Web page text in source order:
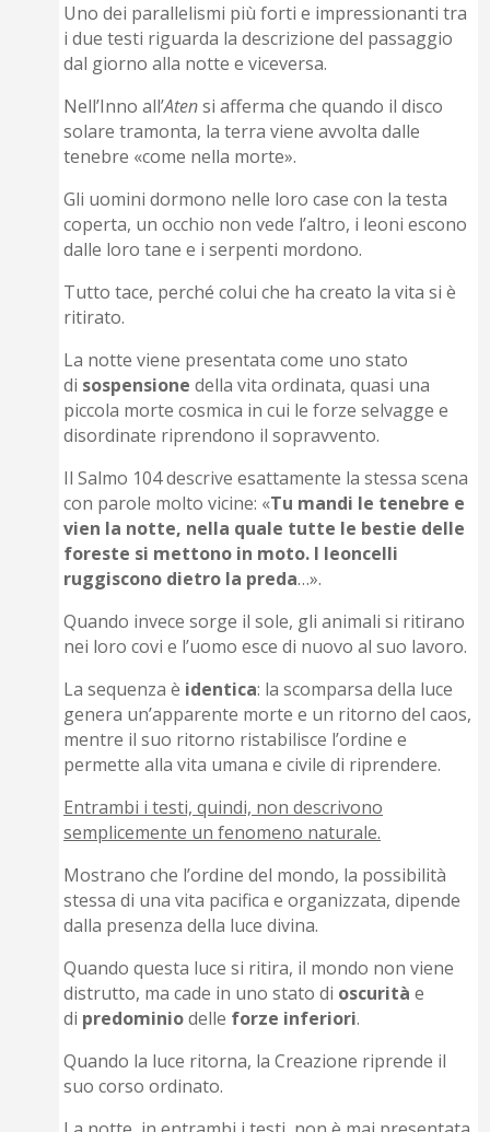
Uno dei parallelismi più forti e impressionanti tra
i due testi riguarda la descrizione del passaggio
dal giorno alla notte e viceversa.
Nell’Inno all’Atensi afferma che quando il disco
solare tramonta, la terra viene avvolta dalle
tenebre «come nella morte».
Gli uomini dormono nelle loro case con la testa
coperta, un occhio non vede l’altro, i leoni escono
dalle loro tane e i serpenti mordono.
Tutto tace, perché colui che ha creato la vita si è
ritirato.
La notte viene presentata come uno stato
di sospensione della vita ordinata, quasi una
piccola morte cosmica in cui le forze selvagge e
disordinate riprendono il sopravvento.
Il Salmo 104 descrive esattamente la stessa scena
con parole molto vicine: «Tu mandi le tenebre e
vien la notte, nella quale tutte le bestie delle
foreste si mettono in moto. I leoncelli
ruggiscono dietro la preda…».
Quando invece sorge il sole, gli animali si ritirano
nei loro covi e l’uomo esce di nuovo al suo lavoro.
La sequenza è identica: la scomparsa della luce
genera un’apparente morte e un ritorno del caos,
mentre il suo ritorno ristabilisce l’ordine e
permette alla vita umana e civile di riprendere.
Entrambi i testi, quindi, non descrivono
semplicemente un fenomeno naturale.
Mostrano che l’ordine del mondo, la possibilità
stessa di una vita pacifica e organizzata, dipende
dalla presenza della luce divina.
Quando questa luce si ritira, il mondo non viene
distrutto, ma cade in uno stato di oscurità e
di predominiodelle forze inferiori.
Quando la luce ritorna, la Creazione riprende il
suo corso ordinato.